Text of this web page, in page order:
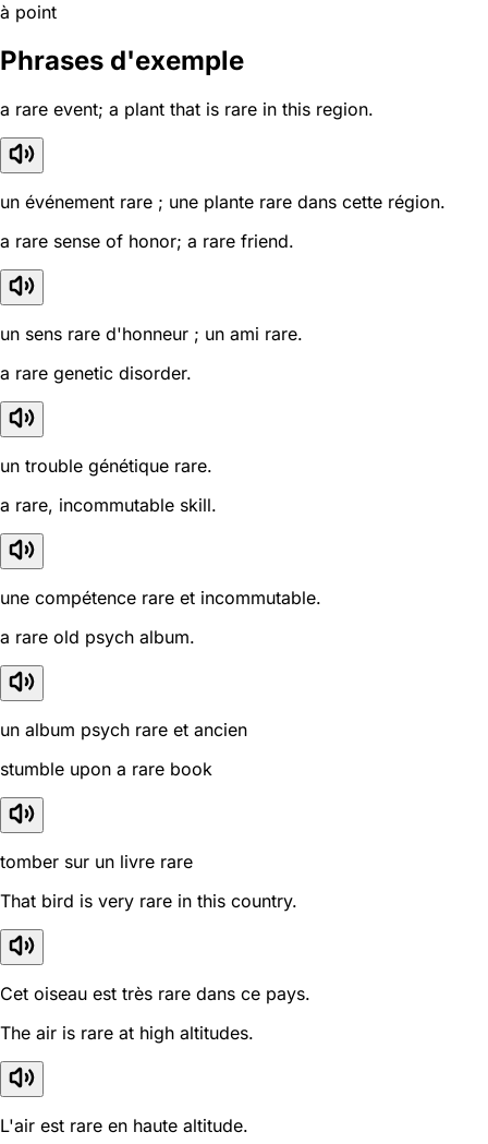
à point
Phrases d'exemple
a rare event; a plant that is rare in this region.
un événement rare ; une plante rare dans cette région.
a rare sense of honor; a rare friend.
un sens rare d'honneur ; un ami rare.
a rare genetic disorder.
un trouble génétique rare.
a rare, incommutable skill.
une compétence rare et incommutable.
a rare old psych album.
un album psych rare et ancien
stumble upon a rare book
tomber sur un livre rare
That bird is very rare in this country.
Cet oiseau est très rare dans ce pays.
The air is rare at high altitudes.
L'air est rare en haute altitude.